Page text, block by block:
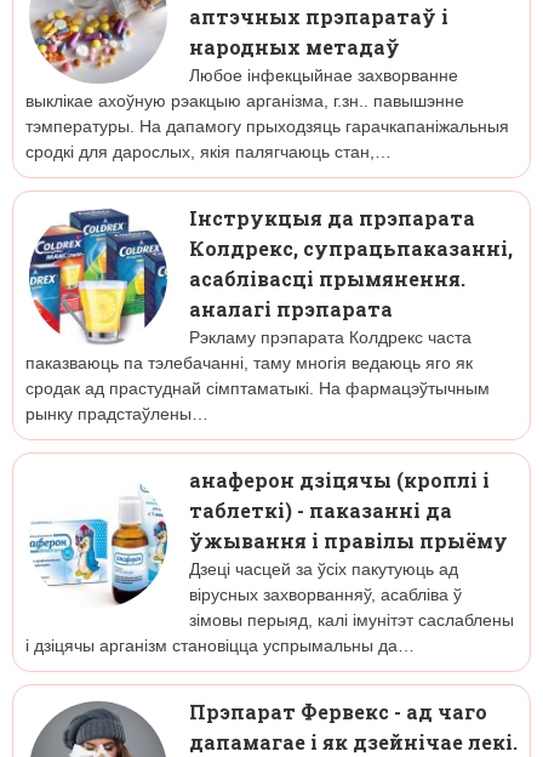
аптэчных прэпаратаў і
народных метадаў
Любое інфекцыйнае захворванне
выклікае ахоўную рэакцыю арганізма, г.зн.. павышэнне
тэмпературы. На дапамогу прыходзяць гарачкапаніжальныя
сродкі для дарослых, якія палягчаюць стан,…
Інструкцыя да прэпарата
Колдрекс, супрацьпаказанні,
асаблівасці прымянення.
аналагі прэпарата
Рэкламу прэпарата Колдрекс часта
паказваюць па тэлебачанні, таму многія ведаюць яго як
сродак ад прастуднай сімптаматыкі. На фармацэўтычным
рынку прадстаўлены…
анаферон дзіцячы (кроплі і
таблеткі) - паказанні да
ўжывання і правілы прыёму
Дзеці часцей за ўсіх пакутуюць ад
вірусных захворванняў, асабліва ў
зімовы перыяд, калі імунітэт саслаблены
і дзіцячы арганізм становіцца успрымальны да…
Прэпарат Фервекс - ад чаго
дапамагае і як дзейнічае лекі.